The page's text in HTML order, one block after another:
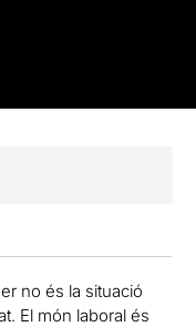
no és la situació
El món laboral és